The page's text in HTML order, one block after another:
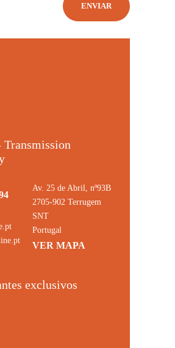
Av. 25 de Abril, nº93B
2705-902 Terrugem
SNT
Portugal
VER MAPA
exclusivos